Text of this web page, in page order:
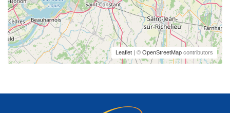
Leaflet | © OpenStreetMap contributors